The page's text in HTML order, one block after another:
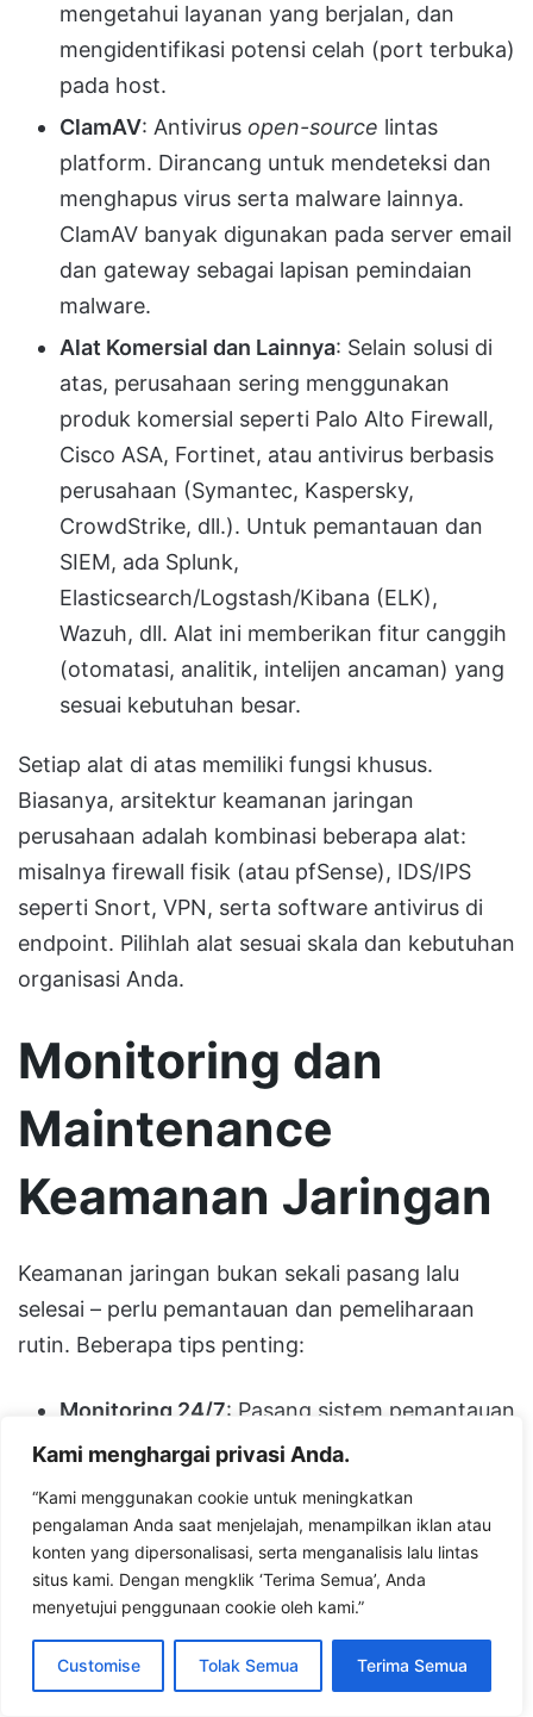
Kami menghargai privasi Anda.
“Kami menggunakan cookie untuk meningkatkan
pengalaman Anda saat menjelajah, menampilkan iklan atau
konten yang dipersonalisasi, serta menganalisis lalu lintas
situs kami. Dengan mengklik ‘Terima Semua’, Anda
menyetujui penggunaan cookie oleh kami.”
Customise Tolak Semua Terima Semua
mengetahui layanan yang berjalan, dan
mengidentifikasi potensi celah (port terbuka)
pada host.
ClamAV: Antivirus open-source lintas
platform. Dirancang untuk mendeteksi dan
menghapus virus serta malware lainnya.
ClamAV banyak digunakan pada server email
dan gateway sebagai lapisan pemindaian
malware.
Alat Komersial dan Lainnya: Selain solusi di
atas, perusahaan sering menggunakan
produk komersial seperti Palo Alto Firewall,
Cisco ASA, Fortinet, atau antivirus berbasis
perusahaan (Symantec, Kaspersky,
CrowdStrike, dll.). Untuk pemantauan dan
SIEM, ada Splunk,
Elasticsearch/Logstash/Kibana (ELK),
Wazuh, dll. Alat ini memberikan fitur canggih
(otomatasi, analitik, intelijen ancaman) yang
sesuai kebutuhan besar.
Setiap alat di atas memiliki fungsi khusus.
Biasanya, arsitektur keamanan jaringan
perusahaan adalah kombinasi beberapa alat:
misalnya firewall fisik (atau pfSense), IDS/IPS
seperti Snort, VPN, serta software antivirus di
endpoint. Pilihlah alat sesuai skala dan kebutuhan
organisasi Anda.
Monitoring dan
Maintenance
Keamanan Jaringan
Keamanan jaringan bukan sekali pasang lalu
selesai – perlu pemantauan dan pemeliharaan
rutin. Beberapa tips penting:
Monitoring 24/7: Pasang sistem pemantauan
jaringan secara terus-menerus. Menurut
aktivitas mencurigakan di jaringan setiap
saat. Gunakan IDS/IPS, SIEM, dan monitoring
trafik (NetFlow, packet capture) untuk
mendeteksi serangan sedini mungkin.
Contoh: jika tiba-tiba ada lonjakan besar
trafik atau banyak percobaan login gagal,